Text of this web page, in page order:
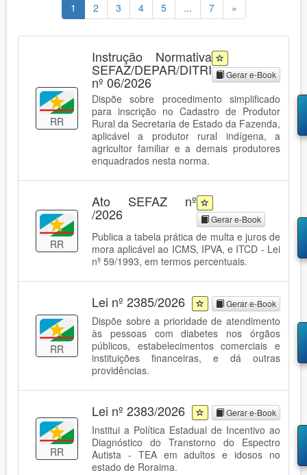
1 2 3 4 5 ... 7 »
RR
Instrução Normativa
SEFAZ/DEPAR/DITRI
nº 06/2026 Gerar e-Book
Dispõe sobre procedimento simplificado
para inscrição no Cadastro de Produtor
Rural da Secretaria de Estado da Fazenda,
aplicável a produtor rural indígena, a
agricultor familiar e a demais produtores
enquadrados nesta norma.
RR
Ato SEFAZ nº
/2026 Gerar e-Book
Publica a tabela prática de multa e juros de
mora aplicável ao ICMS, IPVA, e ITCD - Lei
nº 59/1993, em termos percentuais.
RR
Lei nº 2385/2026 Gerar e-Book
Dispõe sobre a prioridade de atendimento
às pessoas com diabetes nos órgãos
públicos, estabelecimentos comerciais e
instituições financeiras, e dá outras
providências.
RR
Lei nº 2383/2026 Gerar e-Book
Institui a Política Estadual de Incentivo ao
Diagnóstico do Transtorno do Espectro
Autista - TEA em adultos e idosos no
estado de Roraima.